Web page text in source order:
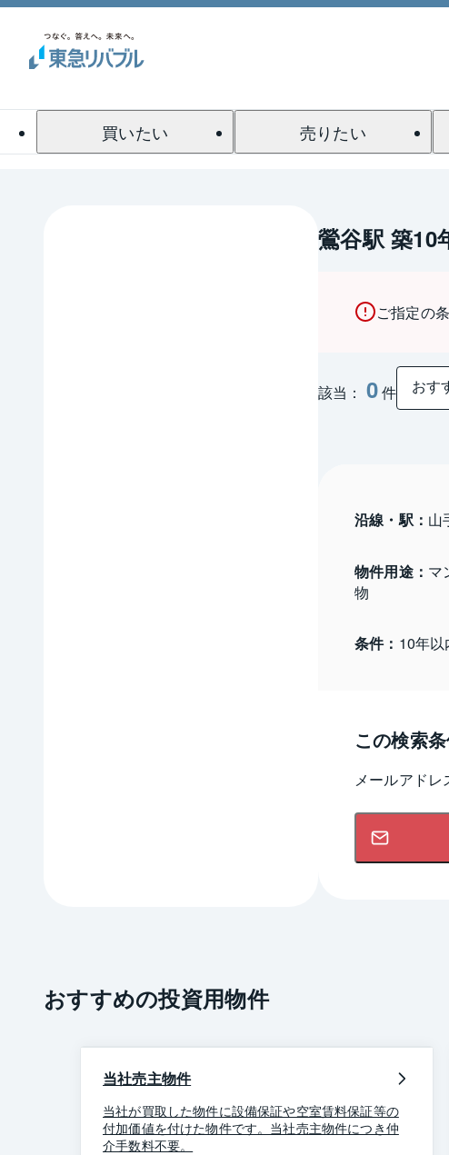
買いたい 売りたい
鶯谷駅 築10
ご指定の
該当： 0件
沿線・駅： 山
物件用途： マ
物
条件： 10年以
この検索
メールアドレ
おすすめの投資用物件
当社売主物件
当社が買取した物件に設備保証や空室賃料保証等の
付加価値を付けた物件です。当社売主物件につき仲
介手数料不要。